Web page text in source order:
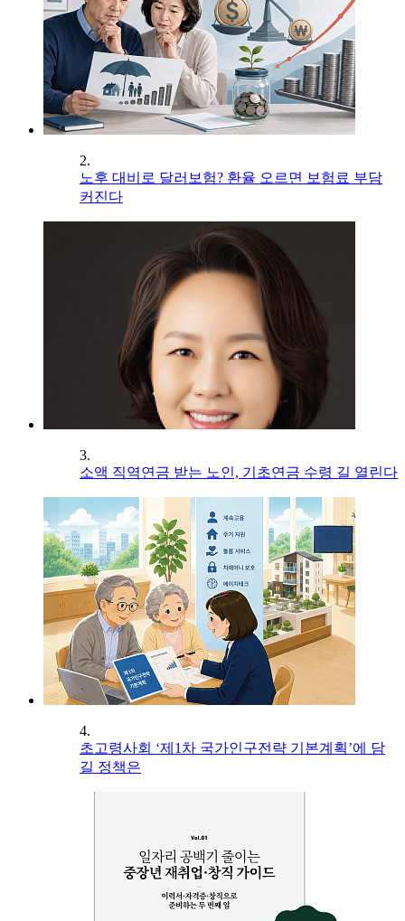
2.
노후 대비로 달러보험? 환율 오르면 보험료 부담
커진다
3.
소액 직역연금 받는 노인, 기초연금 수령 길 열린다
4.
초고령사회 ‘제1차 국가인구전략 기본계획’에 담
길 정책은